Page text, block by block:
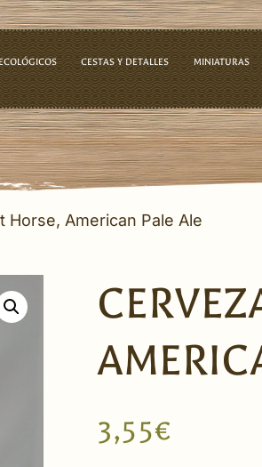
CESTAS Y DETALLES MINIATURAS
Horse, American Pale Ale
3,55€